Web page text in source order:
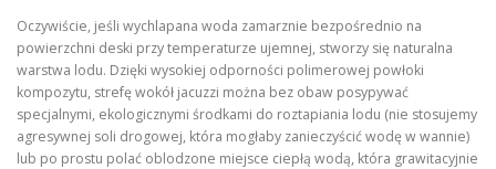
Oczywiście, jeśli wychlapana woda zamarznie bezpośrednio na
powierzchni deski przy temperaturze ujemnej, stworzy się naturalna
warstwa lodu. Dzięki wysokiej odporności polimerowej powłoki
kompozytu, strefę wokół jacuzzi można bez obaw posypywać
specjalnymi, ekologicznymi środkami do roztapiania lodu (nie stosujemy
agresywnej soli drogowej, która mogłaby zanieczyścić wodę w wannie)
lub po prostu polać oblodzone miejsce ciepłą wodą, która grawitacyjnie